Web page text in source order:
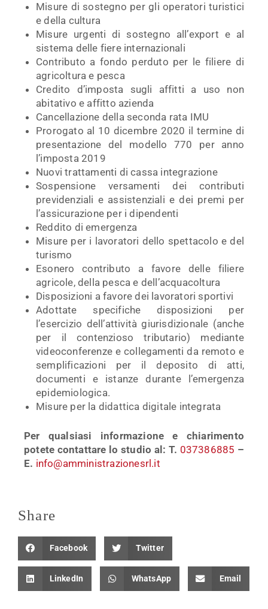
Misure di sostegno per gli operatori turistici
e della cultura
Misure urgenti di sostegno all’export e al
sistema delle fiere internazionali
Contributo a fondo perduto per le filiere di
agricoltura e pesca
Credito d’imposta sugli affitti a uso non
abitativo e affitto azienda
Cancellazione della seconda rata IMU
Prorogato al 10 dicembre 2020 il termine di
presentazione del modello 770 per anno
l’imposta 2019
Nuovi trattamenti di cassa integrazione
Sospensione versamenti dei contributi
previdenziali e assistenziali e dei premi per
l’assicurazione per i dipendenti
Reddito di emergenza
Misure per i lavoratori dello spettacolo e del
turismo
Esonero contributo a favore delle filiere
agricole, della pesca e dell’acquacoltura
Disposizioni a favore dei lavoratori sportivi
Adottate specifiche disposizioni per
l’esercizio dell’attività giurisdizionale (anche
per il contenzioso tributario) mediante
videoconferenze e collegamenti da remoto e
semplificazioni per il deposito di atti,
documenti e istanze durante l’emergenza
epidemiologica.
Misure per la didattica digitale integrata
Per qualsiasi informazione e chiarimento
potete contattare lo studio al: T. 037386885 –
E. info@amministrazionesrl.it
Share
Facebook Twitter
LinkedIn WhatsApp Email